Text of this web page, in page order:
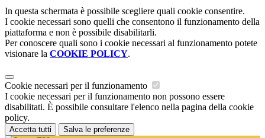
In questa schermata è possibile scegliere quali cookie consentire.
I cookie necessari sono quelli che consentono il funzionamento della
piattaforma e non è possibile disabilitarli.
Per conoscere quali sono i cookie necessari al funzionamento potete
visionare la COOKIE POLICY.
Cookie necessari per il funzionamento
I cookie necessari per il funzionamento non possono essere
disabilitati. È possibile consultare l'elenco nella pagina della cookie
policy.
Accetta tutti Salva le preferenze